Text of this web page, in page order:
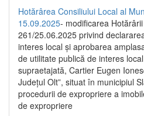
Hotărârea Consiliului Local al
15.09.2025- modificarea
261/25.06.2025 privind
interes local și aprobarea
de utilitate publică de interes
supraetajată, Cartier Eugen
Județul Olt”, situat în municipiul
procedurii de expropriere a
de expropriere